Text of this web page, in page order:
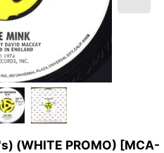
(WHITE PROMO) [MCA-